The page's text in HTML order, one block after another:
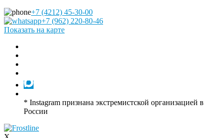
+7 (4212) 45-30-00
+7 (962) 220-80-46
Показать на карте
* Instagram признана экстремистской организацией в
России